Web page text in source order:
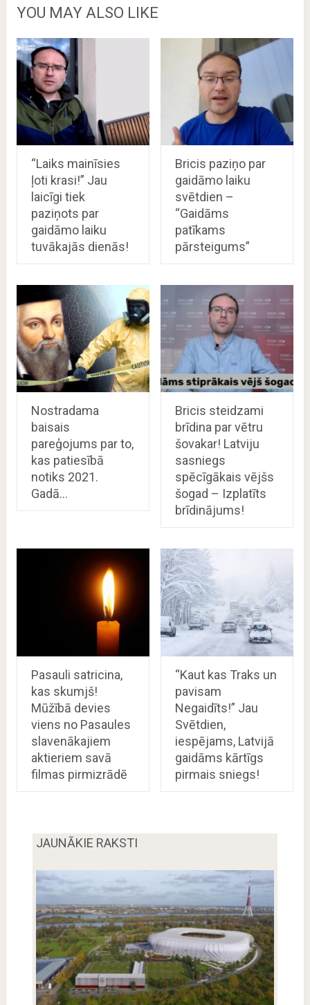
YOU MAY ALSO LIKE
“Laiks mainīsies
ļoti krasi!” Jau
laicīgi tiek
paziņots par
gaidāmo laiku
tuvākajās dienās!
Bricis paziņo par
gaidāmo laiku
svētdien –
“Gaidāms
patīkams
pārsteigums”
Nostradama
baisais
pareģojums par to,
kas patiesībā
notiks 2021.
Gadā…
Bricis steidzami
brīdina par vētru
šovakar! Latviju
sasniegs
spēcīgākais vējšs
šogad – Izplatīts
brīdinājums!
Pasauli satricina,
kas skumjš!
Mūžībā devies
viens no Pasaules
slavenākajiem
aktieriem savā
filmas pirmizrādē
“Kaut kas Traks un
pavisam
Negaidīts!” Jau
Svētdien,
iespējams, Latvijā
gaidāms kārtīgs
pirmais sniegs!
JAUNĀKIE RAKSTI